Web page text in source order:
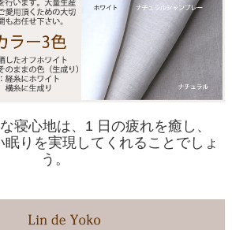
寝心地は、1 日の疲れを癒し、
眠りを実現してくれることでしょ
う。